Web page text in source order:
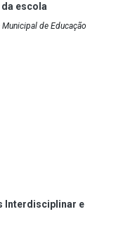
escola
de Educação
Interdisciplinar e